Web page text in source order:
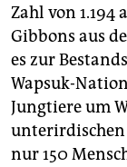
Zahl von 1.194
Gibbons aus
es zur
Wapsuk-
Jungtiere um
unterirdischen
nur 150